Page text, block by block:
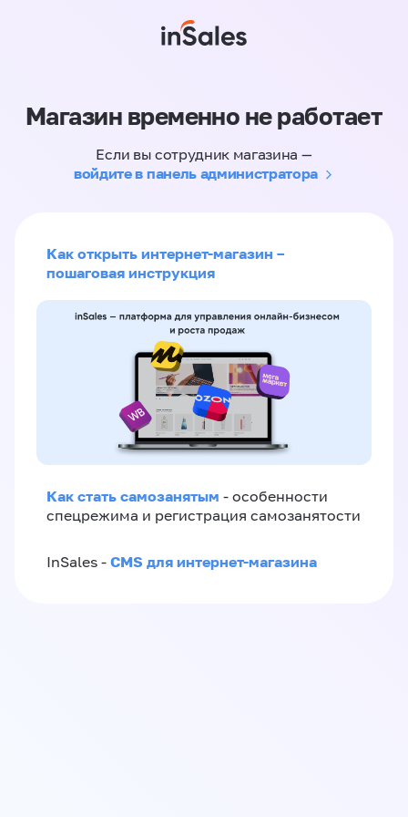
Магазин временно не работает
Если вы сотрудник магазина —
войдите в панель администратора
Как открыть интернет-магазин –
пошаговая инструкция
Как стать самозанятым - особенности
спецрежима и регистрация самозанятости
InSales - CMS для интернет-магазина